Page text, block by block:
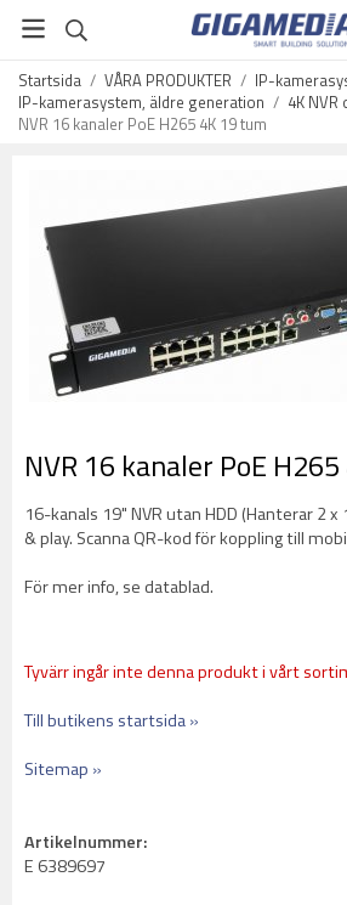
Startsida / VÅRA PRODUKTER / IP-
IP-kamerasystem, äldre generation / 4K NVR
NVR 16 kanaler PoE H265 4K 19 tum
NVR 16 kanaler PoE
16-kanals 19" NVR utan HDD (Hanterar 2 x
& play. Scanna QR-kod för koppling till
För mer info, se datablad.
Tyvärr ingår inte denna produkt i vårt
Till butikens startsida »
Sitemap »
Artikelnummer:
E 6389697